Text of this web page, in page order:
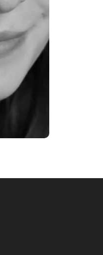
de
langage
Elle est
en
pour la
revue
de
ses